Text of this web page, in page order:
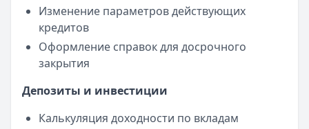
Изменение параметров действующих
кредитов
Оформление справок для досрочного
закрытия
Депозиты и инвестиции
Калькуляция доходности по вкладам